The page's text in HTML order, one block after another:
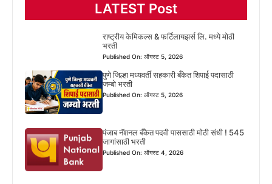
LATEST Post
राष्ट्रीय केमिकल्स & फर्टिलायझर्स लि. मध्ये मोठी
भरती
Published On: ऑगस्ट 5, 2026
पुणे जिल्हा मध्यवर्ती सहकारी बँकेत शिपाई पदासाठी
जम्बो भरती
Published On: ऑगस्ट 5, 2026
पंजाब नॅशनल बँकेत पदवी पाससाठी मोठी संधी ! 545
जागांसाठी भरती
Published On: ऑगस्ट 4, 2026